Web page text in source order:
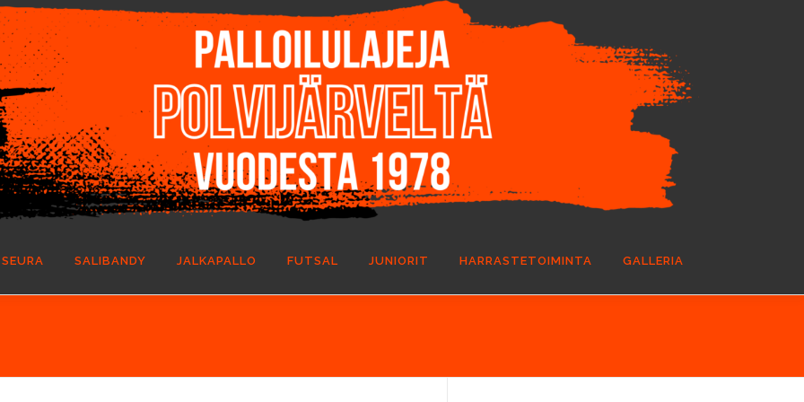
SEURA SALIBANDY JALKAPALLO FUTSAL JUNIORIT HARRASTETOIMINTA GALLERIA